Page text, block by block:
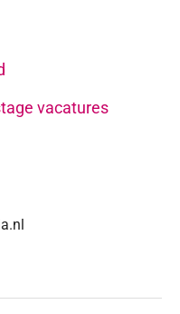
vacatures